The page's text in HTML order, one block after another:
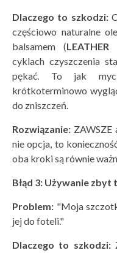
Dlaczego to szkodzi:
częściowo naturalne
balsamem (LEATHER
cyklach czyszczenia
pękać. To jak
krótkoterminowo
do zniszczeń.
Rozwiązanie: ZAWSZE
nie opcja, to
oba kroki są równie
Błąd 3: Używanie
Problem: "Moja
jej do foteli."
Dlaczego to szkodzi: